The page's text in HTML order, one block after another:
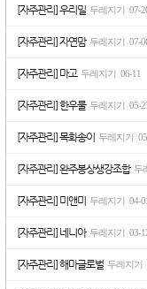
[자주관리] 우리밀 두레지기 07-
[자주관리] 자연맘 두레지기 07-
[자주관리] 마고 두레지기 06-11
[자주관리] 한우물 두레지기 05-
[자주관리] 목화송이 두레지기
[자주관리] 완주봉상생강조합 두
[자주관리] 미앤미 두레지기 04-
[자주관리] 네니아 두레지기 03-
[자주관리] 해마글로벌 두레지기